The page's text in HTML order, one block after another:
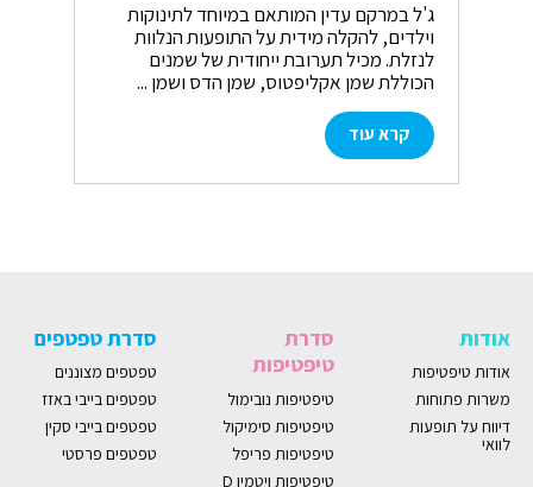
ג'ל במרקם עדין המותאם במיוחד לתינוקות
וילדים, להקלה מידית על התופעות הנלוות
לנזלת. מכיל תערובת ייחודית של שמנים
הכוללת שמן אקליפטוס, שמן הדס ושמן ...
קרא עוד
אודות
אודות טיפטיפות
משרות פתוחות
דיווח על תופעות
לוואי
סדרת
טיפטיפות
טיפטיפות נובימול
טיפטיפות סימיקול
טיפטיפות פריפל
טיפטיפות ויטמין D
סדרת טפטפים
טפטפים מצוננים
טפטפים בייבי באזז
טפטפים בייבי סקין
טפטפים פרסטי